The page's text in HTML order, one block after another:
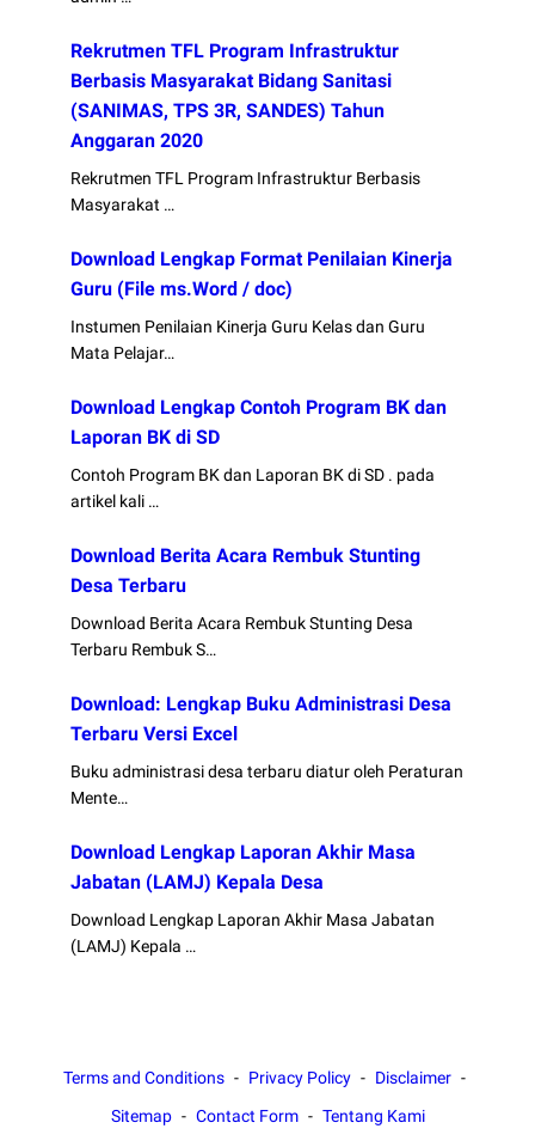
Rekrutmen TFL Program Infrastruktur
Berbasis Masyarakat Bidang Sanitasi
(SANIMAS, TPS 3R, SANDES) Tahun
Anggaran 2020
Rekrutmen TFL Program Infrastruktur Berbasis
Masyarakat …
Download Lengkap Format Penilaian Kinerja
Guru (File ms.Word / doc)
Instumen Penilaian Kinerja Guru Kelas dan Guru
Mata Pelajar…
Download Lengkap Contoh Program BK dan
Laporan BK di SD
Contoh Program BK dan Laporan BK di SD . pada
artikel kali …
Download Berita Acara Rembuk Stunting
Desa Terbaru
Download Berita Acara Rembuk Stunting Desa
Terbaru Rembuk S…
Download: Lengkap Buku Administrasi Desa
Terbaru Versi Excel
Buku administrasi desa terbaru diatur oleh Peraturan
Mente…
Download Lengkap Laporan Akhir Masa
Jabatan (LAMJ) Kepala Desa
Download Lengkap Laporan Akhir Masa Jabatan
(LAMJ) Kepala …
Terms and Conditions Privacy Policy
Disclaimer
Sitemap
Contact Form Tentang Kami